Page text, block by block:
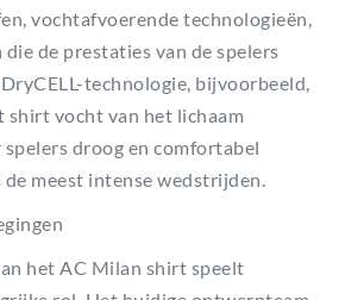
vochtafvoerende technologieën,
de prestaties van de spelers
DryCELL-technologie, bijvoorbeeld,
vocht van het lichaam
droog en comfortabel
meest intense wedstrijden.
het AC Milan shirt speelt